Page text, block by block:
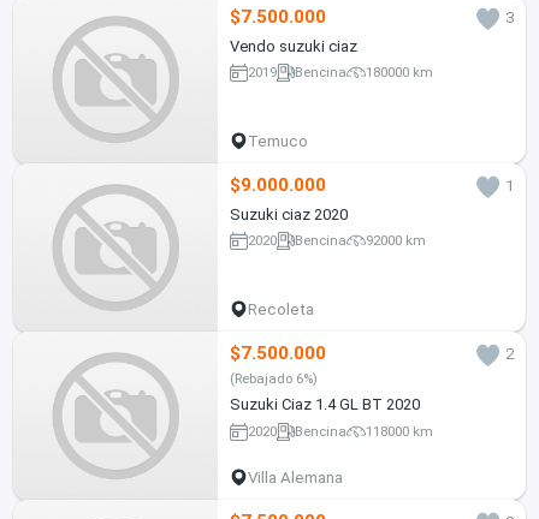
$7.500.000
3
Vendo suzuki ciaz
2019 Bencina 180000 km
Temuco
$9.000.000
1
Suzuki ciaz 2020
2020 Bencina 92000 km
Recoleta
$7.500.000 2
(Rebajado 6%)
Suzuki Ciaz 1.4 GL BT 2020
2020 Bencina 118000 km
Villa Alemana